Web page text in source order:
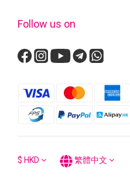
Follow us on
$ HKD 繁體中文